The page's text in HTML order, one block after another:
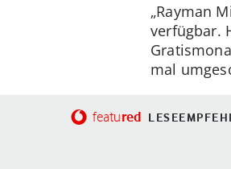
„Rayman
verfügbar.
mal
featured